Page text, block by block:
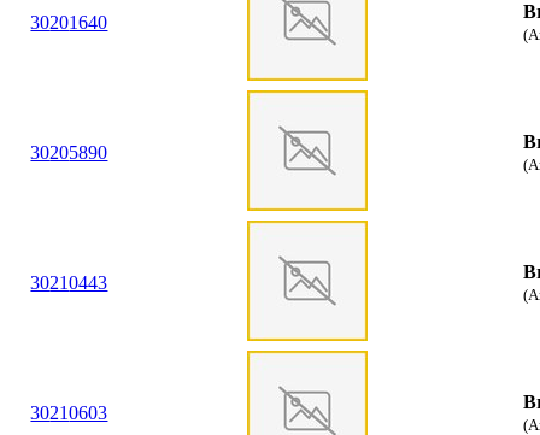
30201640
30205890
30210443
30210603